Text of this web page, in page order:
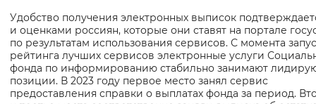
Удобство получения электронных выписок
и оценками россиян, которые они ставят на портале
по результатам использования сервисов. С момента
рейтинга лучших сервисов электронные услуги
фонда по информированию стабильно занимают
позиции. В 2023 году первое место занял сервис
предоставления справки о выплатах фонда за период.